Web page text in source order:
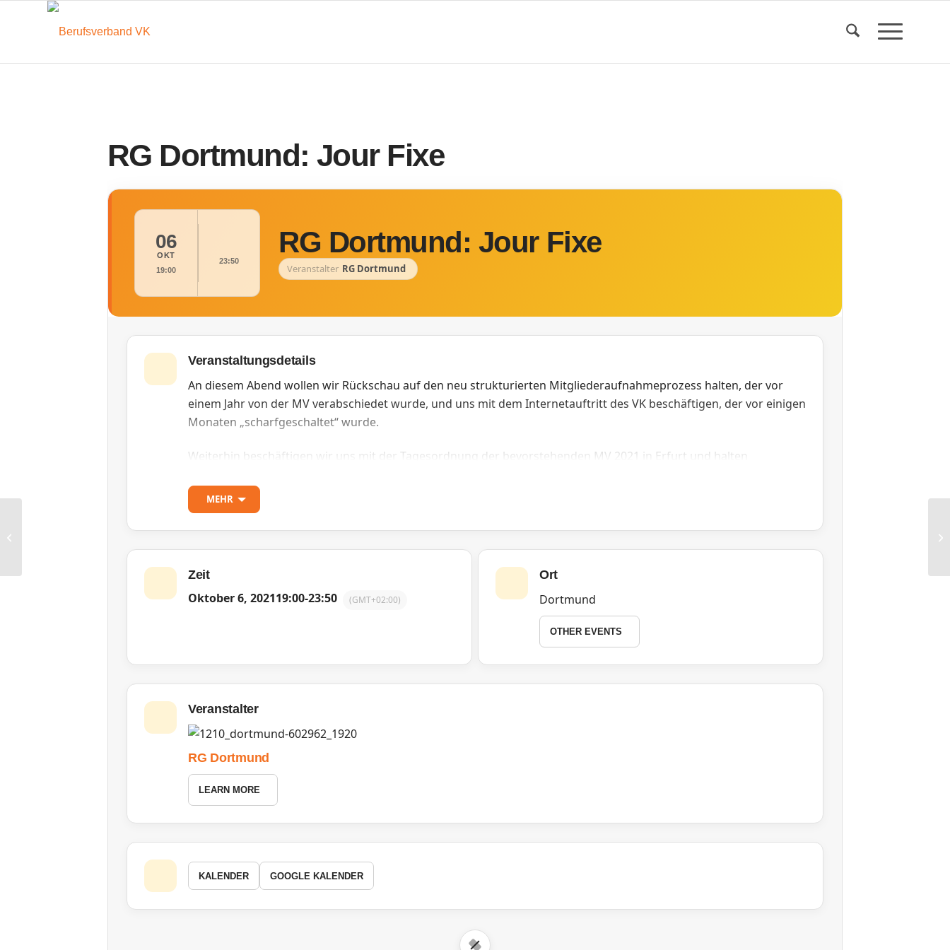
RG Dortmund: Jour Fixe
06
OKT
19:00
23:50
RG Dortmund: Jour Fixe
Veranstalter RG Dortmund
Veranstaltungsdetails
An diesem Abend wollen wir Rückschau auf den neu strukturierten Mitgliederaufnahmeprozess halten, der vor
einem Jahr von der MV verabschiedet wurde, und uns mit dem Internetauftritt des VK beschäftigen, der vor einigen
Monaten „scharfgeschaltet“ wurde.
Weiterhin beschäftigen wir uns mit der Tagesordnung der bevorstehenden MV 2021 in Erfurt und halten
Anwesend sein werden der Vorsitzende des Vorstands und zwei Regionalratssprecher
Weitere Informationen unter dortmund(at)vk-online.de.
MEHR
Zeit
Oktober 6, 202119:00-23:50 (GMT+02:00)
Ort
Dortmund
OTHER EVENTS
Veranstalter
RG Dortmund
LEARN MORE
KALENDER GOOGLE KALENDER
RG Dortmund: Geschichte der